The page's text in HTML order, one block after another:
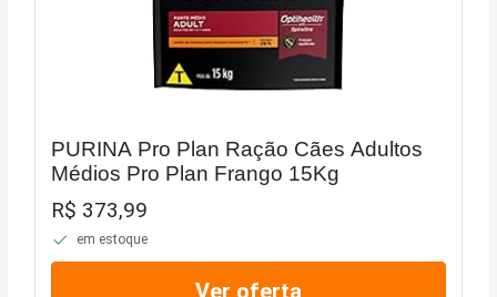
PURINA Pro Plan Ração Cães Adultos
Médios Pro Plan Frango 15Kg
R$ 373,99
em estoque